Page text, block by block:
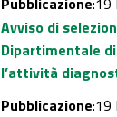
Avviso di
Dipartimentale
l’attività
Pubblicazione:19